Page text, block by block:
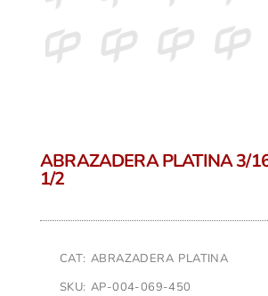
ABRAZADERA PLATINA 3/
1/2
CAT: ABRAZADERA PLATINA
SKU: AP-004-069-450